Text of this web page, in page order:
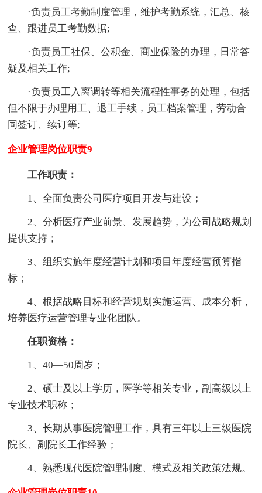
·负责员工考勤制度管理，维护考勤系统，汇总、核
查、跟进员工考勤数据;
·负责员工社保、公积金、商业保险的办理，日常答
疑及相关工作;
·负责员工入离调转等相关流程性事务的处理，包括
但不限于办理用工、退工手续，员工档案管理，劳动合
同签订、续订等;
企业管理岗位职责9
工作职责：
1、全面负责公司医疗项目开发与建设；
2、分析医疗产业前景、发展趋势，为公司战略规划
提供支持；
3、组织实施年度经营计划和项目年度经营预算指
标；
4、根据战略目标和经营规划实施运营、成本分析，
培养医疗运营管理专业化团队。
任职资格：
1、40—50周岁；
2、硕士及以上学历，医学等相关专业，副高级以上
专业技术职称；
3、长期从事医院管理工作，具有三年以上三级医院
院长、副院长工作经验；
4、熟悉现代医院管理制度、模式及相关政策法规。